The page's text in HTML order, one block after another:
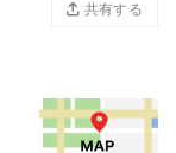
共有する